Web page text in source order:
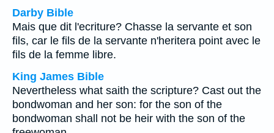
Darby Bible
Mais que dit l'ecriture? Chasse la servante et son
fils, car le fils de la servante n'heritera point avec le
fils de la femme libre.
King James Bible
Nevertheless what saith the scripture? Cast out the
bondwoman and her son: for the son of the
bondwoman shall not be heir with the son of the